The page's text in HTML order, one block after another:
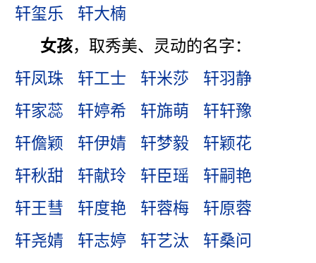
轩玺乐
轩大楠
女孩，取秀美、灵动的名字：
轩凤珠
轩工士 轩米莎
轩羽静
轩家蕊
轩婷希 轩旆萌
轩轩豫
轩儋颖
轩伊婧 轩梦毅
轩颖花
轩秋甜
轩献玲 轩臣瑶
轩嗣艳
轩王彗
轩度艳 轩蓉梅
轩原蓉
轩尧婧
轩志婷 轩艺汰
轩桑问